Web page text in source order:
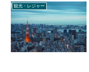
観光・レジャー